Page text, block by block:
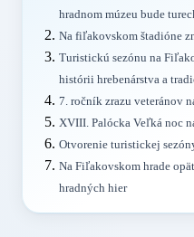
hradnom múzeu bude
Na fiľakovskom štadióne
Turistickú sezónu na
histórii hrebenárstva a
7. ročník zrazu veteránov
XVIII. Palócka Veľká noc
Otvorenie turistickej
Na Fiľakovskom hrade
hradných hier